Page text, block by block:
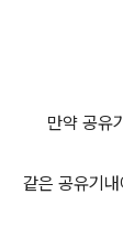
만약 공유
같은 공유기